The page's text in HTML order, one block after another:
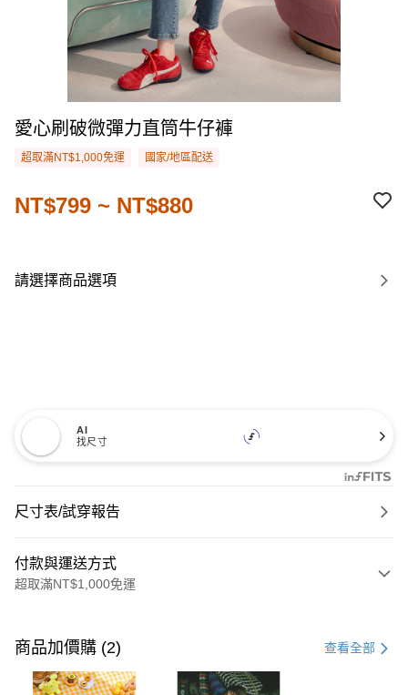
愛心刷破微彈力直筒牛仔褲
超取滿NT$1,000免運 國家/地區配送
NT$799 ~ NT$880
請選擇商品選項
AI
找尺寸
尺寸表/試穿報告
付款與運送方式
超取滿NT$1,000免運
信用卡一次付款
購物金
商品加價購 (2) 查看全部